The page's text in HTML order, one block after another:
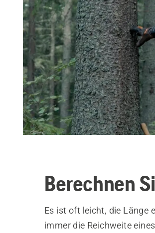
Berechnen
Es ist oft leicht, die Länge
immer die Reichweite